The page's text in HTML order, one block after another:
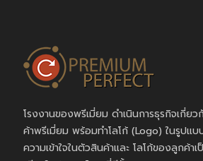
โรงงานของพรีเมี่ยม ดำเนินการธุรกิจเกี่ย
ค้าพรีเมี่ยม พร้อมทำโลโก้ (Logo) ในรูปแ
ความเข้าใจในตัวสินค้าและ โลโก้ของลูกค้าเ